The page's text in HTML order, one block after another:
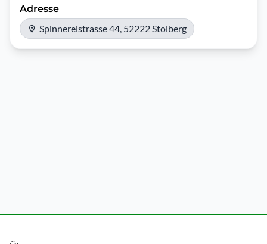
Adresse
Spinnereistrasse 44, 52222 Stolberg